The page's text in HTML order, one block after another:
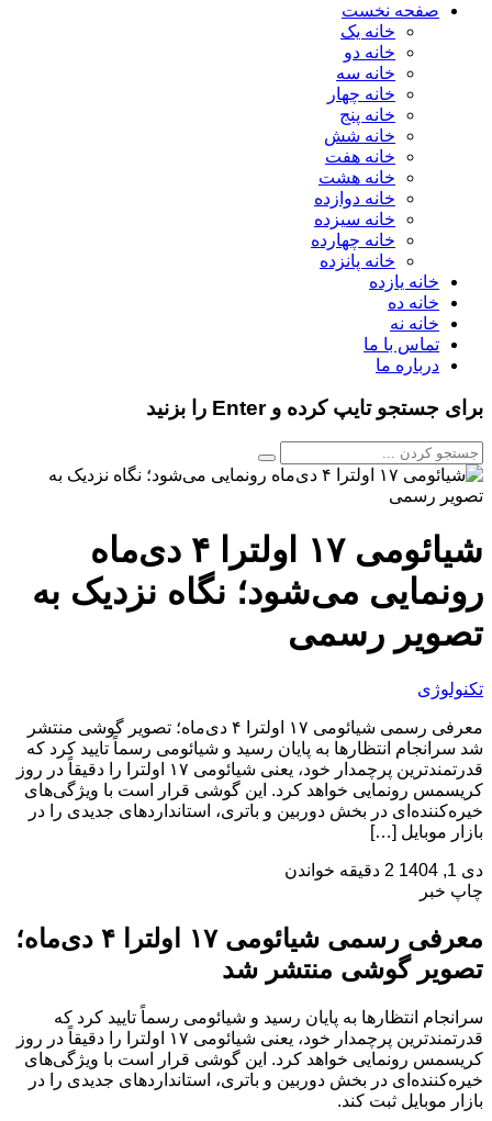
صفحه نخست
خانه یک
خانه دو
خانه سه
خانه چهار
خانه پنج
خانه شش
خانه هفت
خانه هشت
خانه دوازده
خانه سیزده
خانه چهارده
خانه پانزده
خانه یازده
خانه ده
خانه نه
تماس با ما
درباره ما
برای جستجو تایپ کرده و Enter را بزنید
شیائومی ۱۷ اولترا ۴ دی‌ماه
رونمایی می‌شود؛ نگاه نزدیک به
تصویر رسمی
تکنولوژی
معرفی رسمی شیائومی ۱۷ اولترا ۴ دی‌ماه؛ تصویر گوشی منتشر
شد سرانجام انتظارها به پایان رسید و شیائومی رسماً تایید کرد که
قدرتمندترین پرچمدار خود، یعنی شیائومی ۱۷ اولترا را دقیقاً در روز
کریسمس رونمایی خواهد کرد. این گوشی قرار است با ویژگی‌های
خیره‌کننده‌ای در بخش دوربین و باتری، استانداردهای جدیدی را در
بازار موبایل […]
دی 1, 1404
2 دقیقه خواندن
چاپ خبر
معرفی رسمی شیائومی ۱۷ اولترا ۴ دی‌ماه؛
تصویر گوشی منتشر شد
سرانجام انتظارها به پایان رسید و شیائومی رسماً تایید کرد که
قدرتمندترین پرچمدار خود، یعنی شیائومی ۱۷ اولترا را دقیقاً در روز
کریسمس رونمایی خواهد کرد. این گوشی قرار است با ویژگی‌های
خیره‌کننده‌ای در بخش دوربین و باتری، استانداردهای جدیدی را در
بازار موبایل ثبت کند.